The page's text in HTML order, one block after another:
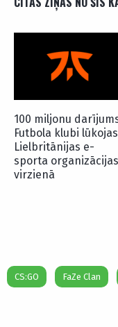
100 miljonu
Futbola klubi lūkojas
Lielbritānijas e-
sporta organizācijas
virzienā
CS:GO FaZe Clan